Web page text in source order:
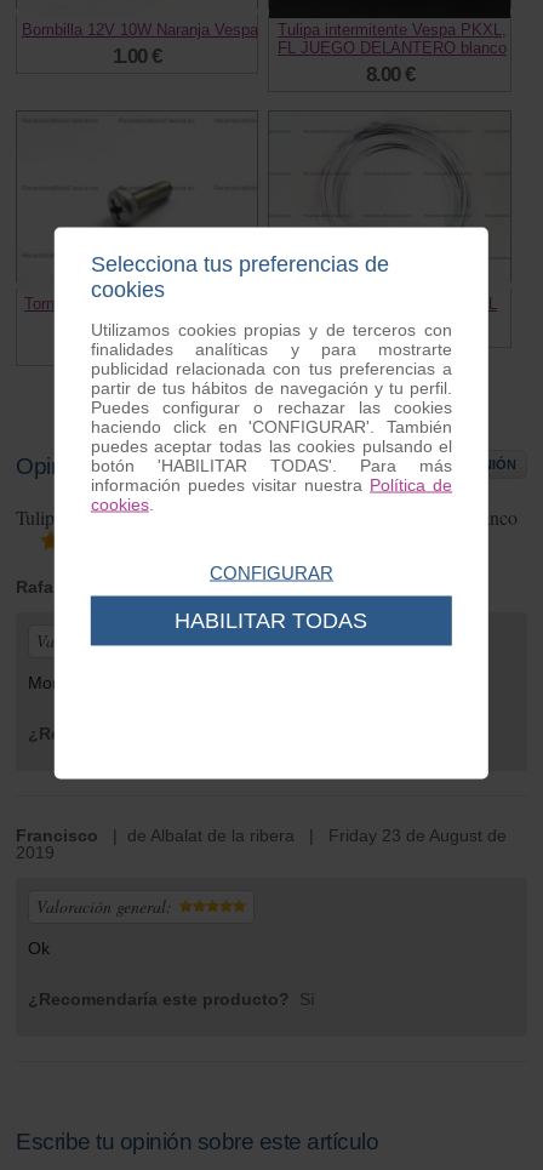
Bombilla 12V 10W Naranja Vespa
1.00 €
Tulipa intermitente Vespa PKXL,
FL JUEGO DELANTERO blanco
8.00 €
Tornillo intermitente Vespa PKXL
0.30 €
Bordon cromado UNIVERSAL
3.80 €
Opiniones de clientes ESCRIBIR OPINIÓN
Tulipa intermitente Vespa PKXL, FL JUEGO TRASERO blanco
Rafa | de Badajoz | Monday 20 de April de 2020
Valoración general:
Montados y quedan perfectos y bonitos
¿Recomendaría este producto?
Francisco | de Albalat de la ribera | Friday 23 de August de
2019
Valoración general:
Ok
¿Recomendaría este producto? Sí
Escribe tu opinión sobre este artículo
Selecciona tus preferencias de
cookies
Utilizamos cookies propias y de terceros con
finalidades analíticas y para mostrarte
publicidad relacionada con tus preferencias a
partir de tus hábitos de navegación y tu perfil.
Puedes configurar o rechazar las cookies
haciendo click en 'CONFIGURAR'. También
puedes aceptar todas las cookies pulsando el
botón 'HABILITAR TODAS'. Para más
información puedes visitar nuestra Política de
cookies.
CONFIGURAR
HABILITAR TODAS